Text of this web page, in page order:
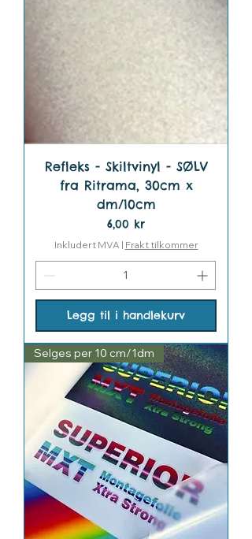
Refleks - Skiltvinyl - SØLV
fra Ritrama, 30cm x
dm/10cm
Pris
6,00 kr
Inkludert MVA | Frakt tilkommer
Legg til i handlekurv
Selges per 10 cm/1dm